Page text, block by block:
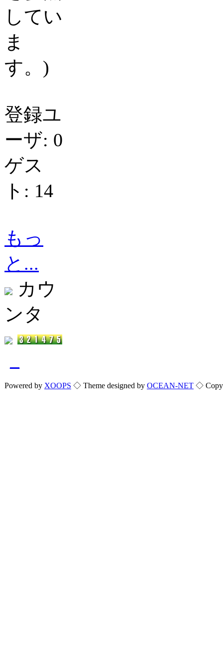
してい
ま
す。)
登録ユ
ーザ: 0
ゲス
ト: 14
もっ
と...
カウ
ンタ
Powered by XOOPS ◇ Theme designed by OCEAN-NET ◇